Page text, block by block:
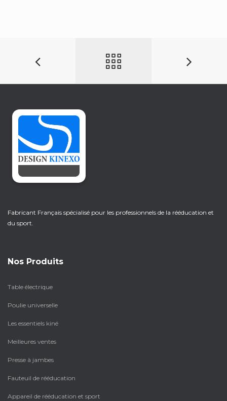
Fabricant Français spécialisé pour les professionnels de la rééducation et
du sport.
Nos Produits
Table électrique
Poulie universelle
Les essentiels kiné
Meilleures ventes
Presse à jambes
Fauteuil de rééducation
Appareil de rééducation et sport